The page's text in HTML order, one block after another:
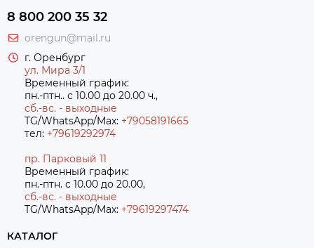
8 800 200 35 32
orengun@mail.ru
г. Оренбург
ул. Мира 3/1
Временный график:
пн.-птн.. с 10.00 до 20.00 ч.,
сб.-вс. - выходные
TG/WhatsApp/Max: +79058191665
тел: +79619292974
пр. Парковый 11
Временный график:
пн.-птн. с 10.00 до 20.00,
сб.-вс. - выходные
TG/WhatsApp/Max: +79619297474
КАТАЛОГ